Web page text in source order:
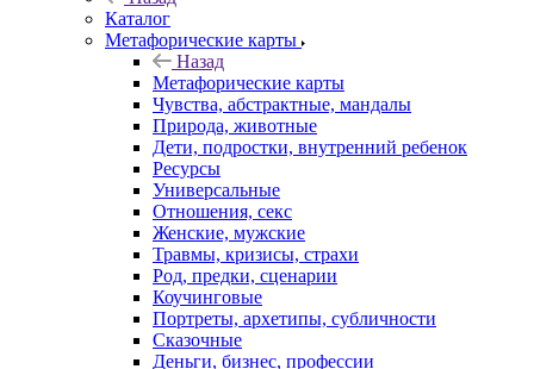
Каталог
Mетафорические карты
Назад
Mетафорические карты
Чувства, абстрактные, мандалы
Природа, животные
Дети, подростки, внутренний ребенок
Ресурсы
Универсальные
Отношения, секс
Женские, мужские
Травмы, кризисы, страхи
Род, предки, сценарии
Коучинговые
Портреты, архетипы, субличности
Сказочные
Деньги, бизнес, профессии